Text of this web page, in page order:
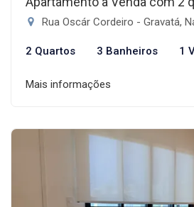
Rua Oscár Cordeiro - Gravatá,
2 Quartos 3 Banheiros 1
Mais informações